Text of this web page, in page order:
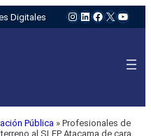
Digitales Instagram
LinkedIn
Facebook
X
Pública » Profesionales de
al SLEP Atacama de cara